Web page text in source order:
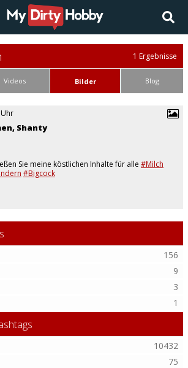
1 Ergebnisse
Videos Bilder Blog
Shanty
Sie meine köstlichen Inhalte für alle #Milch
#Bigcock
156
9
3
1
10432
75